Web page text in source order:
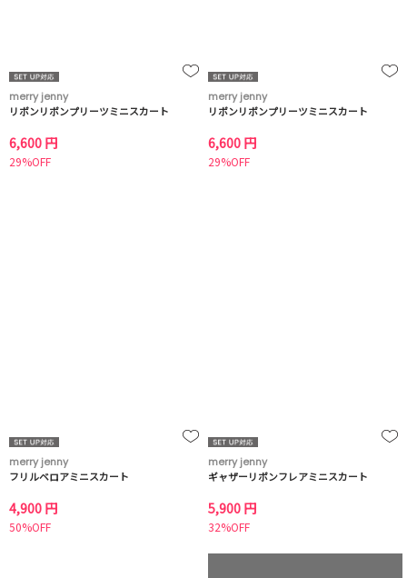
merry jenny
リボンリボンプリーツミニスカート
6,600 円
29%OFF
merry jenny
リボンリボンプリーツミニスカート
6,600 円
29%OFF
merry jenny
フリルベロアミニスカート
4,900 円
50%OFF
merry jenny
ギャザーリボンフレアミニスカート
5,900 円
32%OFF